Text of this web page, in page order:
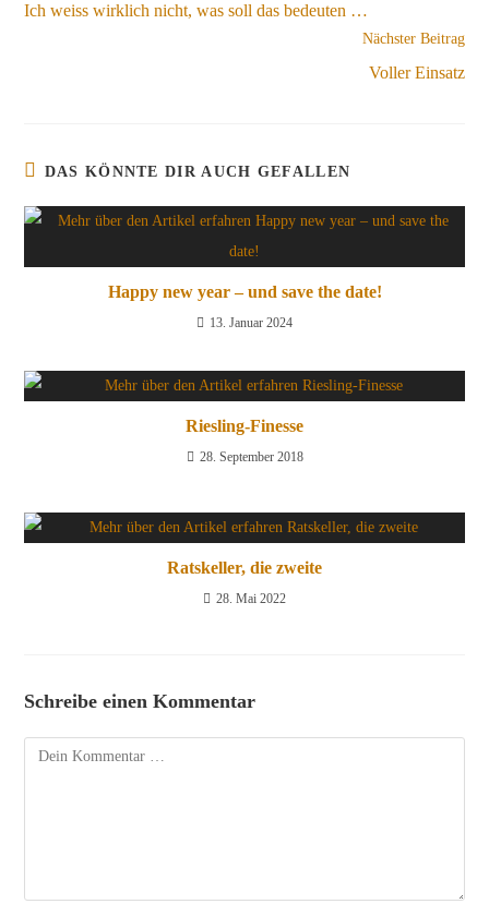
ansehen
Ich weiss wirklich nicht, was soll das bedeuten …
Nächster Beitrag
Voller Einsatz
DAS KÖNNTE DIR AUCH GEFALLEN
Happy new year – und save the date!
13. Januar 2024
Riesling-Finesse
28. September 2018
Ratskeller, die zweite
28. Mai 2022
Schreibe einen Kommentar
Kommentar